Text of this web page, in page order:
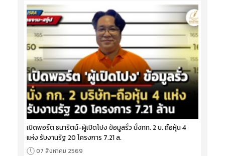
เปิดพอร์ต ธนารัตน์-ผู้เปิดโปง ข้อมูลรั่ว นั่งกก. 2 บ. ถือหุ้น 4
แห่ง รับงานรัฐ 20 โครงการ 7.21 ล.
07 สิงหาคม 2569